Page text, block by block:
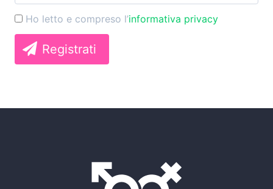
Ho letto e compreso l’informativa privacy
Registrati